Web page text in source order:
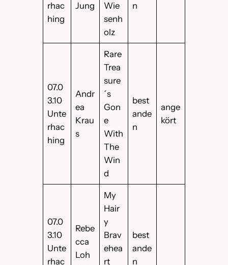
rhac
hing
Jung
Wie
senh
olz
n
07.0
3.10
Unte
rhac
hing
Andr
ea
Krau
s
Rare
Trea
sure
´s
Gon
e
With
The
Win
d
best
ande
n
ange
kört
07.0
3.10
Unte
rhac
Rebe
cca
Loh
My
Hair
y
Brav
ehea
rt
best
ande
n